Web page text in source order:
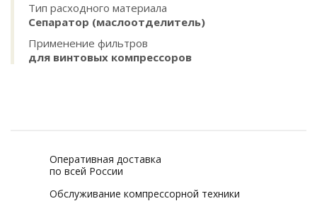
Тип расходного материала
Сепаратор (маслоотделитель)
Применение фильтров
для винтовых компрессоров
Оперативная доставка
по всей России
Обслуживание компрессорной техники